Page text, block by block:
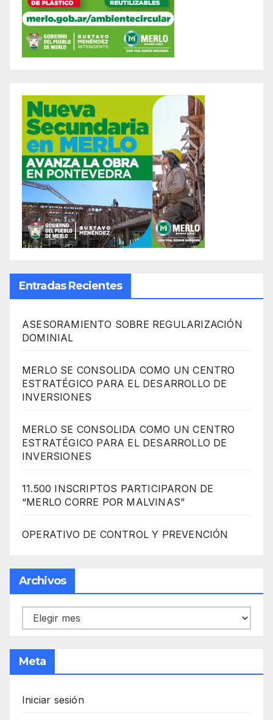
Entradas Recientes
ASESORAMIENTO SOBRE REGULARIZACIÓN
DOMINIAL
MERLO SE CONSOLIDA COMO UN CENTRO
ESTRATÉGICO PARA EL DESARROLLO DE
INVERSIONES
MERLO SE CONSOLIDA COMO UN CENTRO
ESTRATÉGICO PARA EL DESARROLLO DE
INVERSIONES
11.500 INSCRIPTOS PARTICIPARON DE
“MERLO CORRE POR MALVINAS”
OPERATIVO DE CONTROL Y PREVENCIÓN
Archivos
Archivos
Meta
Iniciar sesión